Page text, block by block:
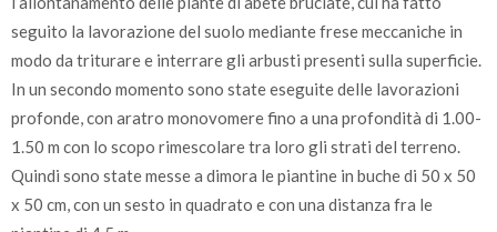
seguito la lavorazione del suolo mediante frese meccaniche in
modo da triturare e interrare gli arbusti presenti sulla superficie.
In un secondo momento sono state eseguite delle lavorazioni
profonde, con aratro monovomere fino a una profondità di 1.00-
1.50 m con lo scopo rimescolare tra loro gli strati del terreno.
Quindi sono state messe a dimora le piantine in buche di 50 x 50
x 50 cm, con un sesto in quadrato e con una distanza fra le